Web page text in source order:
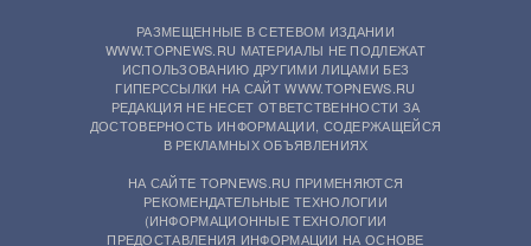
РАЗМЕЩЕННЫЕ В СЕТЕВОМ ИЗДАНИИ
WWW.TOPNEWS.RU МАТЕРИАЛЫ НЕ ПОДЛЕЖАТ
ИСПОЛЬЗОВАНИЮ ДРУГИМИ ЛИЦАМИ БЕЗ
ГИПЕРССЫЛКИ НА САЙТ WWW.TOPNEWS.RU
РЕДАКЦИЯ НЕ НЕСЕТ ОТВЕТСТВЕННОСТИ ЗА
ДОСТОВЕРНОСТЬ ИНФОРМАЦИИ, СОДЕРЖАЩЕЙСЯ
В РЕКЛАМНЫХ ОБЪЯВЛЕНИЯХ
НА САЙТЕ TOPNEWS.RU ПРИМЕНЯЮТСЯ
РЕКОМЕНДАТЕЛЬНЫЕ ТЕХНОЛОГИИ
(ИНФОРМАЦИОННЫЕ ТЕХНОЛОГИИ
ПРЕДОСТАВЛЕНИЯ ИНФОРМАЦИИ НА ОСНОВЕ